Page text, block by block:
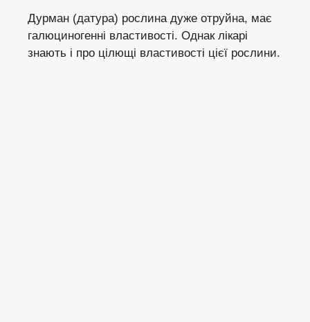
Дурман (датура) рослина дуже отруйна, має
галюциногенні властивості. Однак лікарі
знають і про цілющі властивості цієї рослини.